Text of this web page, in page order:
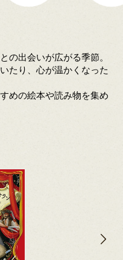
の出会いが広がる季節。
たり、心が温かくなった
めの絵本や読み物を集め